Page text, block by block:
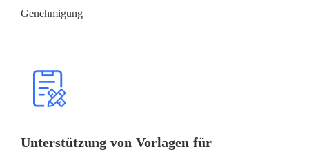
Genehmigung
Unterstützung von Vorlagen für